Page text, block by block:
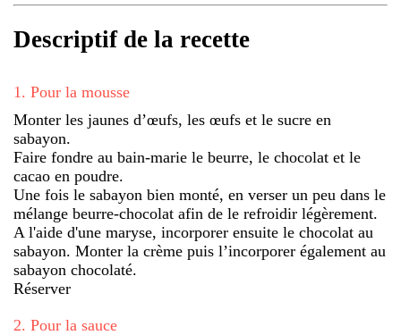
Descriptif de la recette
1 . Pour la mousse
Monter les jaunes d’œufs, les œufs et le sucre en
sabayon.
Faire fondre au bain-marie le beurre, le chocolat et le
cacao en poudre.
Une fois le sabayon bien monté, en verser un peu dans le
mélange beurre-chocolat afin de le refroidir légèrement.
A l'aide d'une maryse, incorporer ensuite le chocolat au
sabayon. Monter la crème puis l’incorporer également au
sabayon chocolaté.
Réserver
2. Pour la sauce